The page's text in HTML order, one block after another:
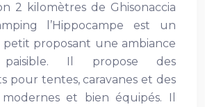
2 kilomètres de Ghisonaccia
l’Hippocampe est un
proposant une ambiance
Il propose des
pour tentes, caravanes et des
et bien équipés. Il